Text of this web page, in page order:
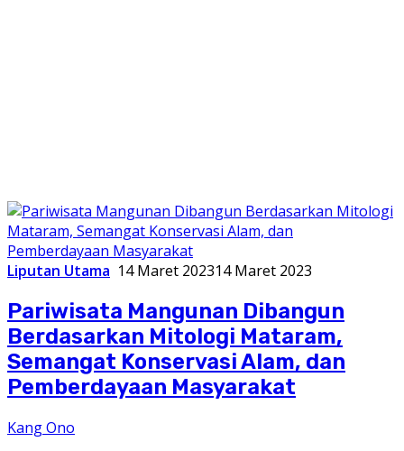
Liputan Utama 14 Maret 202314 Maret 2023
Pariwisata Mangunan Dibangun
Berdasarkan Mitologi Mataram,
Semangat Konservasi Alam, dan
Pemberdayaan Masyarakat
Kang Ono